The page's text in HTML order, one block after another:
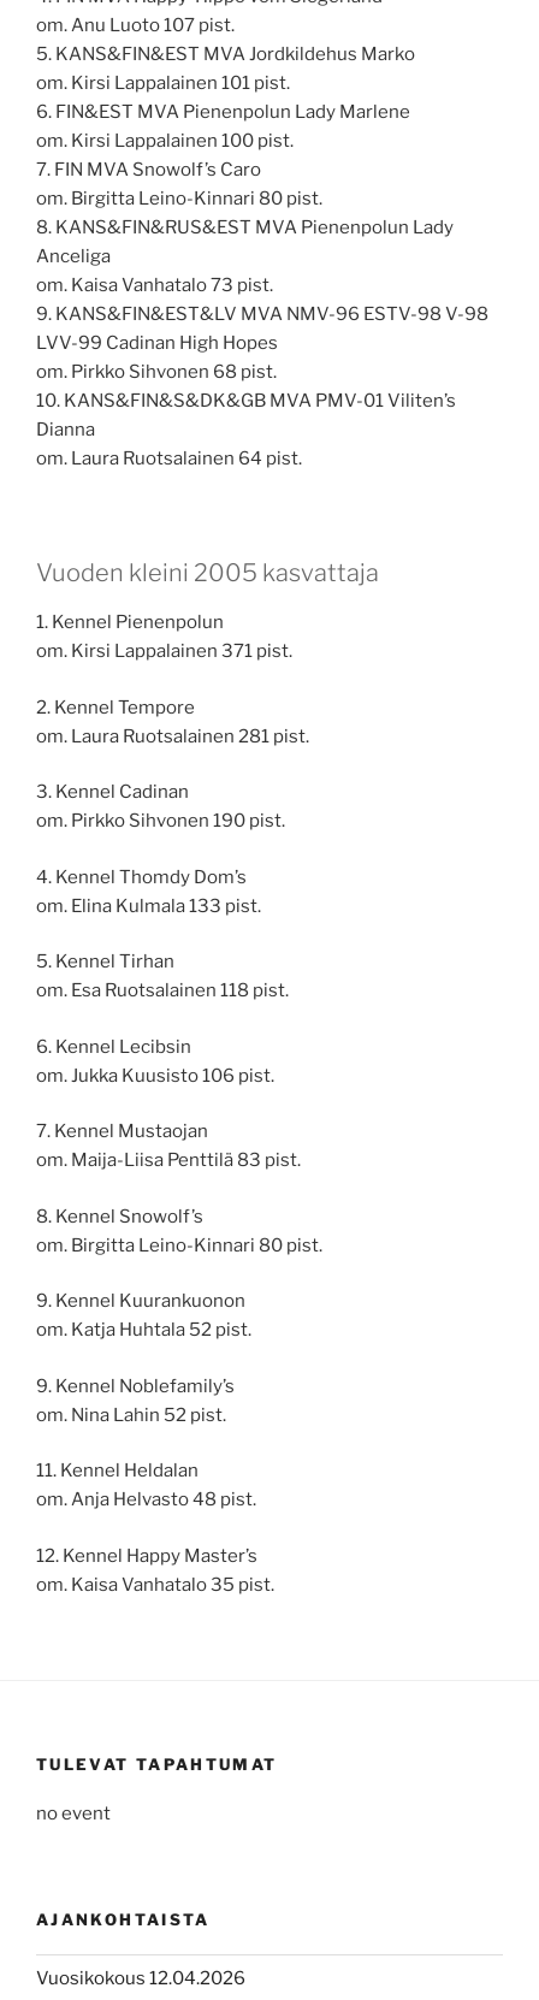
om. Anu Luoto 107 pist.
5. KANS&FIN&EST MVA Jordkildehus Marko
om. Kirsi Lappalainen 101 pist.
6. FIN&EST MVA Pienenpolun Lady Marlene
om. Kirsi Lappalainen 100 pist.
7. FIN MVA Snowolf’s Caro
om. Birgitta Leino-Kinnari 80 pist.
8. KANS&FIN&RUS&EST MVA Pienenpolun Lady
Anceliga
om. Kaisa Vanhatalo 73 pist.
9. KANS&FIN&EST&LV MVA NMV-96 ESTV-98 V-98
LVV-99 Cadinan High Hopes
om. Pirkko Sihvonen 68 pist.
10. KANS&FIN&S&DK&GB MVA PMV-01 Viliten’s
Dianna
om. Laura Ruotsalainen 64 pist.
Vuoden kleini 2005 kasvattaja
1. Kennel Pienenpolun
om. Kirsi Lappalainen 371 pist.
2. Kennel Tempore
om. Laura Ruotsalainen 281 pist.
3. Kennel Cadinan
om. Pirkko Sihvonen 190 pist.
4. Kennel Thomdy Dom’s
om. Elina Kulmala 133 pist.
5. Kennel Tirhan
om. Esa Ruotsalainen 118 pist.
6. Kennel Lecibsin
om. Jukka Kuusisto 106 pist.
7. Kennel Mustaojan
om. Maija-Liisa Penttilä 83 pist.
8. Kennel Snowolf’s
om. Birgitta Leino-Kinnari 80 pist.
9. Kennel Kuurankuonon
om. Katja Huhtala 52 pist.
9. Kennel Noblefamily’s
om. Nina Lahin 52 pist.
11. Kennel Heldalan
om. Anja Helvasto 48 pist.
12. Kennel Happy Master’s
om. Kaisa Vanhatalo 35 pist.
TULEVAT TAPAHTUMAT
no event
AJANKOHTAISTA
Vuosikokous 12.04.2026